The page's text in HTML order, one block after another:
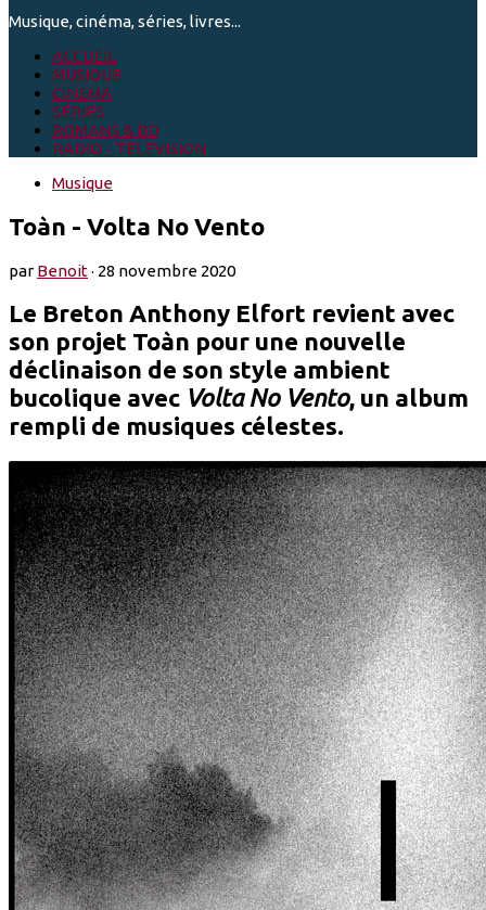
Musique, cinéma, séries, livres...
ACCUEIL
MUSIQUE
CINEMA
SÉRIES
ROMANS & BD
RADIO - TELEVISION
Musique
Toàn - Volta No Vento
parBenoit· 28 novembre 2020
Le Breton Anthony Elfort revient avec
son projet Toàn pour une nouvelle
déclinaison de son style ambient
bucolique avec Volta No Vento, un album
rempli de musiques célestes.